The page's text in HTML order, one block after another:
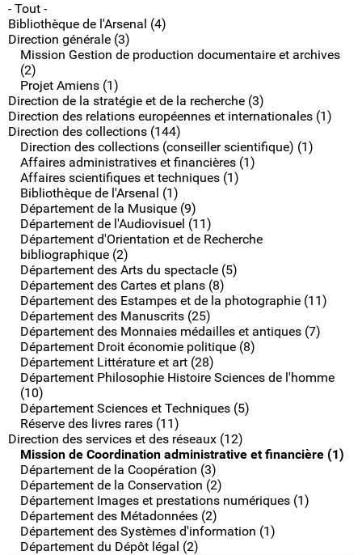
- Tout -
Bibliothèque de l'Arsenal (4)
Direction générale (3)
Mission Gestion de production documentaire et archives
(2)
Projet Amiens (1)
Direction de la stratégie et de la recherche (3)
Direction des relations européennes et internationales (1)
Direction des collections (144)
Direction des collections (conseiller scientifique) (1)
Affaires administratives et financières (1)
Affaires scientifiques et techniques (1)
Bibliothèque de l'Arsenal (1)
Département de la Musique (9)
Département de l'Audiovisuel (11)
Département d'Orientation et de Recherche
bibliographique (2)
Département des Arts du spectacle (5)
Département des Cartes et plans (8)
Département des Estampes et de la photographie (11)
Département des Manuscrits (25)
Département des Monnaies médailles et antiques (7)
Département Droit économie politique (8)
Département Littérature et art (28)
Département Philosophie Histoire Sciences de l'homme
(10)
Département Sciences et Techniques (5)
Réserve des livres rares (11)
Direction des services et des réseaux (12)
Mission de Coordination administrative et financière (1)
Département de la Coopération (3)
Département de la Conservation (2)
Département Images et prestations numériques (1)
Département des Métadonnées (2)
Département des Systèmes d'information (1)
Département du Dépôt légal (2)